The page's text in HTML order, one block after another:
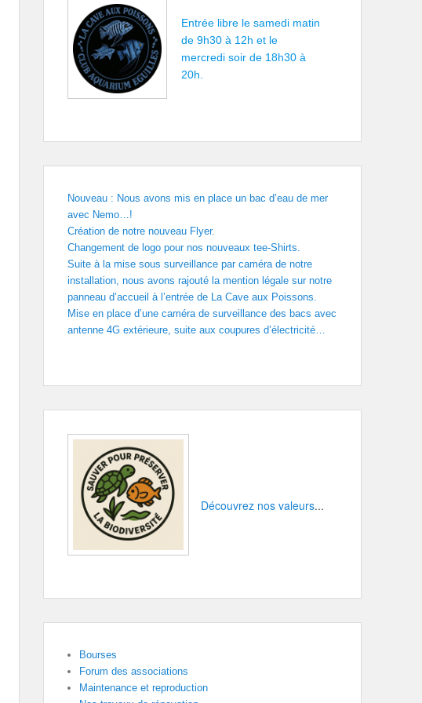
Entrée libre le samedi matin
de 9h30 à 12h et le
mercredi soir de 18h30 à
20h.
Nouveau : Nous avons mis en place un bac d’eau de mer
avec Nemo…!
Création de notre nouveau Flyer.
Changement de logo pour nos nouveaux tee-Shirts.
Suite à la mise sous surveillance par caméra de notre
installation, nous avons rajouté la mention légale sur notre
panneau d’accueil à l’entrée de La Cave aux Poissons.
Mise en place d’une caméra de surveillance des bacs avec
antenne 4G extérieure, suite aux coupures d’électricité…
Découvrez nos valeurs...
Bourses
Forum des associations
Maintenance et reproduction